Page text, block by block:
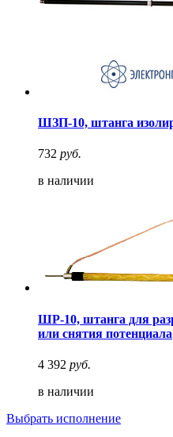
ШЗП-10, штанга
732 руб.
в наличии
ШР-10, штанга для
или снятия потенциала
4 392 руб.
в наличии
Выбрать исполнение